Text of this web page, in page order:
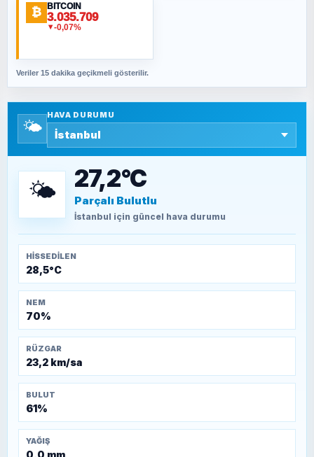
ORHAN KILIÇOĞLU
Fahişeye beyinli bir müstevli alçağına
SAVAŞ ŞAHİN
SEYFULLAH ÇİÇEK
TEOMAN ALPASLAN
Kütahya-Eskişehir Muharebeleri (10-24
₿ BITCOIN
3.035.709
▼-0,07%
Veriler 15 dakika geçikmeli gösterilir.
🌤️
HAVA DURUMU
🌤️ 27,2°C
Parçalı Bulutlu
İstanbul için güncel hava durumu
HISSEDILEN
28,5°C
NEM
70%
RÜZGAR
23,2 km/sa
BULUT
61%
YAĞIŞ
0,0 mm